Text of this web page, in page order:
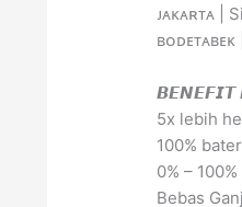
ᴊᴀᴋᴀʀᴛᴀ |
𝘽𝙀𝙉𝙀𝙁𝙄𝙏
5x lebih
100%
0% –
Bebas